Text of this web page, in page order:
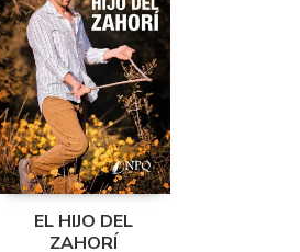
EL HIJO DEL
ZAHORÍ